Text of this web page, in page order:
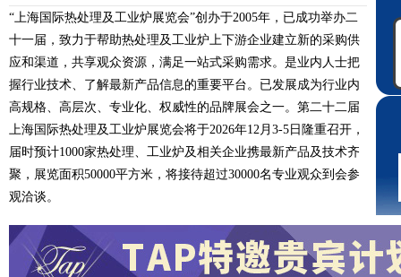
“上海国际热处理及工业炉展览会”创办于2005年，已成功举办二
十一届，致力于帮助热处理及工业炉上下游企业建立新的采购供
应和渠道，共享观众资源，满足一站式采购需求。是业内人士把
握行业技术、了解最新产品信息的重要平台。已发展成为行业内
高规格、高层次、专业化、权威性的品牌展会之一。第二十二届
上海国际热处理及工业炉展览会将于2026年12月3-5日隆重召开，
届时预计1000家热处理、工业炉及相关企业携最新产品及技术齐
聚，展览面积50000平方米，将接待超过30000名专业观众到会参
观洽谈。